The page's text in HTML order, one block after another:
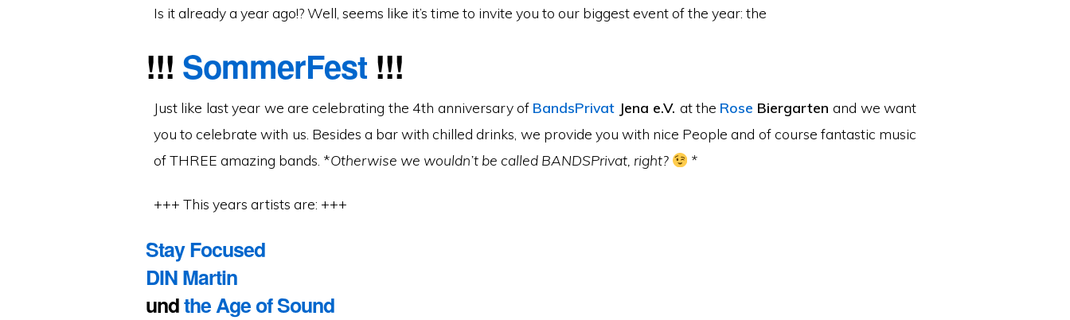
Is it already a year ago!? Well, seems like it’s time to invite you to our biggest event of the year: the
!!! SommerFest !!!
Just like last year we are celebrating the 4th anniversary of BandsPrivat Jena e.V. at the Rose Biergartenand we want
you to celebrate with us. Besides a bar with chilled drinks, we provide you with nice People and of course fantastic music
of THREE amazing bands. *Otherwise we wouldn’t be called BANDSPrivat, right? *
+++ This years artists are: +++
Stay Focused
DIN Martin
undthe Age of Sound